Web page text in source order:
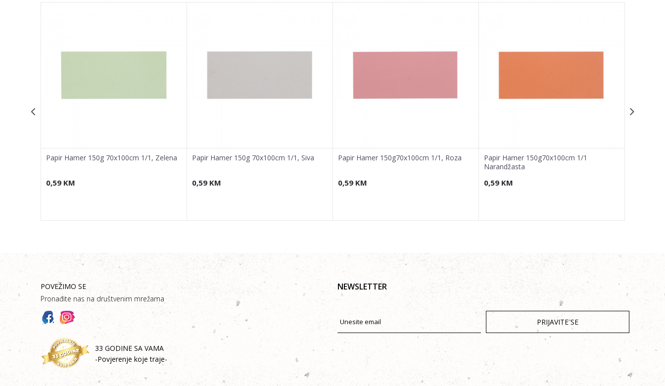
Papir Hamer 150g 70x100cm 1/1, Zelena
0,59 KM
Papir Hamer 150g 70x100cm 1/1, Siva
0,59 KM
Papir Hamer 150g70x100cm 1/1, Roza
0,59 KM
Papir Hamer 150g70x100cm 1/1
Narandžasta
0,59 KM
POVEŽIMO SE
Pronađite nas na društvenim mrežama
33 GODINE SA VAMA
-Povjerenje koje traje-
NEWSLETTER
PRIJAVITE SE